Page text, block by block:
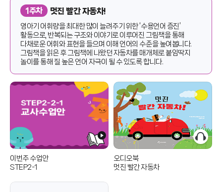
1주차 멋진 빨간 자동차!
영아기 어휘량을 최대한 많이 늘려주기 위한 ‘수용언어 증진’
활동으로, 반복되는 구조와 이야기로 이루어진 그림책을 통해
다채로운 어휘와 표현을 들으며 이해 언어의 수준을 높여봅니다.
그림책을 읽은 후 그림책에 나왔던 자동차를 매개체로 붙임딱지
놀이를 통해 질 높은 언어 자극이 될 수 있도록 합니다.
이번주 수업안
STEP2-1
오디오북
멋진 빨간 자동차